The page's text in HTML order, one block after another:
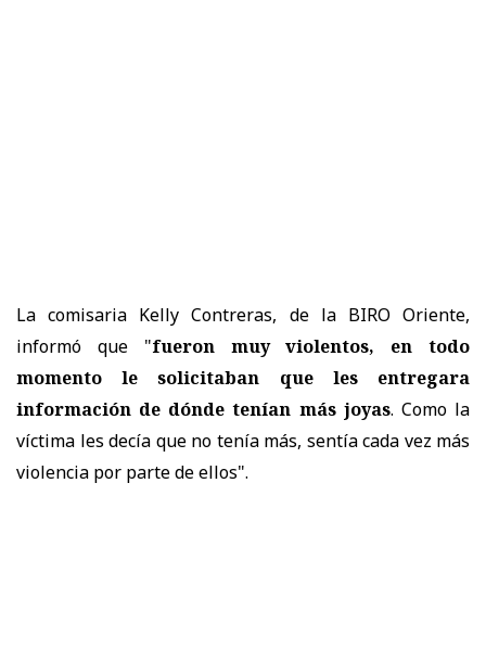
La comisaria Kelly Contreras, de la BIRO Oriente,
informó que "fueron muy violentos, en todo
momento le solicitaban que les entregara
información de dónde tenían más joyas. Como la
víctima les decía que no tenía más, sentía cada vez más
violencia por parte de ellos".